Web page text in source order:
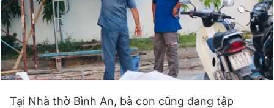
Tại Nhà thờ Bình An, bà con cũng đang tập